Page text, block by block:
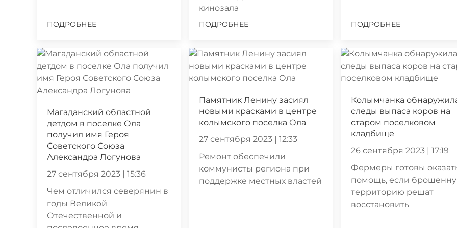
ПОДРОБНЕЕ
кинозала
ПОДРОБНЕЕ ПОДРОБНЕЕ
Магаданский областной
детдом в поселке Ола
получил имя Героя
Советского Союза
Александра Логунова
27 сентября 2023 | 15:36
Чем отличился северянин в
годы Великой
Отечественной и
Памятник Ленину засиял
новыми красками в центре
колымского поселка Ола
27 сентября 2023 | 12:33
Ремонт обеспечили
коммунисты региона при
поддержке местных властей
Колымчанка
следы выпаса коров на
старом поселковом
кладбище
26 сентября 2023 | 17:19
Фермеры готовы
помощь, если
территорию решат
восстановить